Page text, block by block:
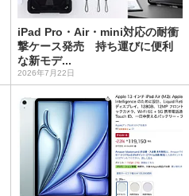
iPad Pro・Air・mini対応の耐衝
撃ケース発売 持ち運びに便利
な新モデ...
2026年7月22日